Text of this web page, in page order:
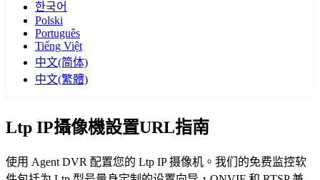
한국어
Polski
Português
Tiếng Việt
中文(简体)
中文(繁體)
Ltp IP攝像機設置URL指南
使用 Agent DVR 配置您的 Ltp IP 摄像机。我们的免费监控软